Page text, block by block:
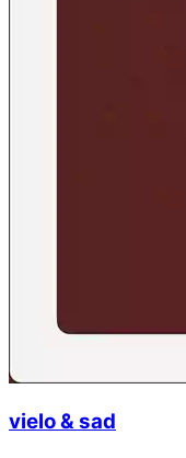
vielo & sad